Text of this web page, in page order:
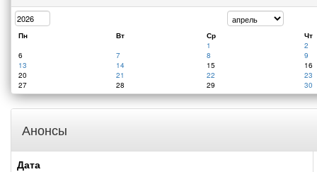
Пн Вт Ср
Чт
1
2
6
7 8
9
13
14 15
16
20
21 22
23
27
28 29 30
Анонсы
Дата